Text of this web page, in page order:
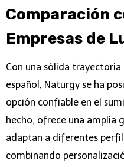
Comparación
Empresas de
Con una sólida trayectoria
español, Naturgy se ha
opción confiable en el
hecho, ofrece una amplia
adaptan a diferentes
combinando